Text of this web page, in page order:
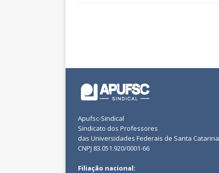
Apufsc-Sindical
Sindicato dos Professores
das Universidades Federais de Santa Catarina
CNPJ 83.051.920/0001-66
Filiação nacional: